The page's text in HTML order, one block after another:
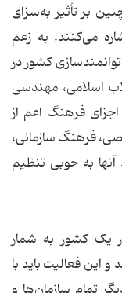
بر تأثیر به‌سزای
می‌کنند. به زعم
کشور در
اسلامی، مهندسی
فرهنگ اعم از
فرهنگ سازمانی،
به خوبی تنظیم
یک کشور به شمار
و این فعالیت باید با